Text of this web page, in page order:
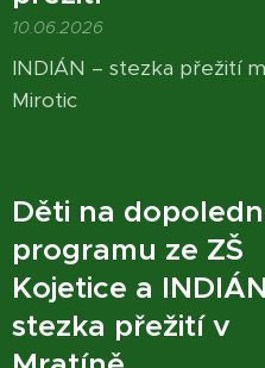
10.06.2026
INDIÁN – stezka přežití
Mirotic
Děti na
programu ze ZŠ
Kojetice a
stezka přežití v